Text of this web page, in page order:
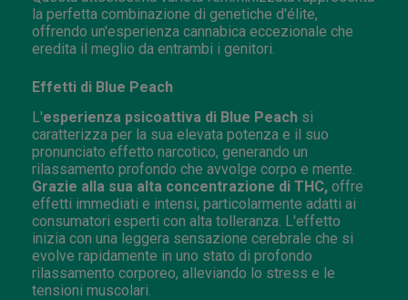
la perfetta combinazione di genetiche d'élite,
offrendo un'esperienza cannabica eccezionale che
eredita il meglio da entrambi i genitori.
Effetti di Blue Peach
L'esperienza psicoattiva di Blue Peach si
caratterizza per la sua elevata potenza e il suo
pronunciato effetto narcotico, generando un
rilassamento profondo che avvolge corpo e mente.
Grazie alla sua alta concentrazione di THC, offre
effetti immediati e intensi, particolarmente adatti ai
consumatori esperti con alta tolleranza. L'effetto
inizia con una leggera sensazione cerebrale che si
evolve rapidamente in uno stato di profondo
rilassamento corporeo, alleviando lo stress e le
tensioni muscolari.